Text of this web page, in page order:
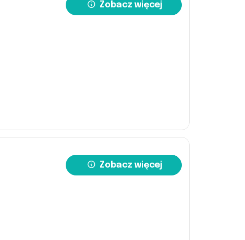
Zobacz więcej
Zobacz więcej